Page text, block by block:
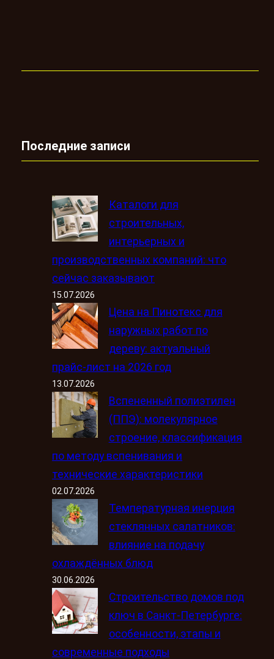
Последние записи
Каталоги для
строительных,
интерьерных и
производственных компаний: что
сейчас заказывают
15.07.2026
Цена на Пинотекс для
наружных работ по
дереву: актуальный
прайс-лист на 2026 год
13.07.2026
Вспененный полиэтилен
(ППЭ): молекулярное
строение, классификация
по методу вспенивания и
технические характеристики
02.07.2026
Температурная инерция
стеклянных салатников:
влияние на подачу
охлаждённых блюд
30.06.2026
Строительство домов под
ключ в Санкт-Петербурге:
особенности, этапы и
современные подходы